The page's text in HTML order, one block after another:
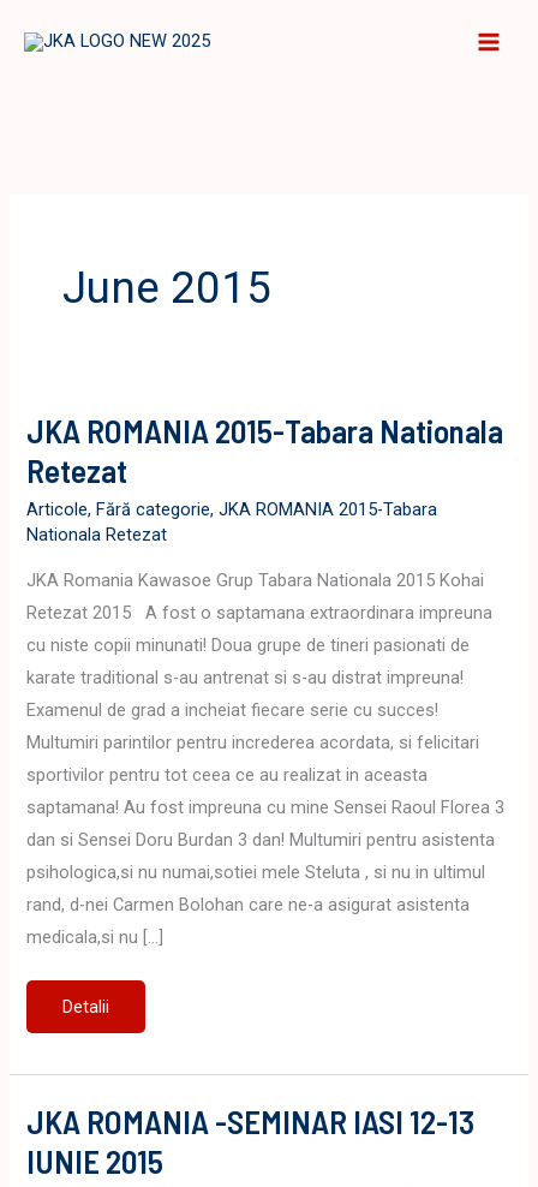
June 2015
JKA ROMANIA 2015-Tabara Nationala
Retezat
Articole,Fără categorie,JKA ROMANIA 2015-Tabara
Nationala Retezat
JKA Romania Kawasoe Grup Tabara Nationala 2015 Kohai
Retezat 2015 A fost o saptamana extraordinara impreuna
cu niste copii minunati! Doua grupe de tineri pasionati de
karate traditional s-au antrenat si s-au distrat impreuna!
Examenul de grad a incheiat fiecare serie cu succes!
Multumiri parintilor pentru increderea acordata, si felicitari
sportivilor pentru tot ceea ce au realizat in aceasta
saptamana! Au fost impreuna cu mine Sensei Raoul Florea 3
dan si Sensei Doru Burdan 3 dan! Multumiri pentru asistenta
psihologica,si nu numai,sotiei mele Steluta , si nu in ultimul
rand, d-nei Carmen Bolohan care ne-a asigurat asistenta
medicala,si nu […]
JKA
2015-
Nationala
Detalii
JKA ROMANIA -SEMINAR IASI 12-13
IUNIE 2015